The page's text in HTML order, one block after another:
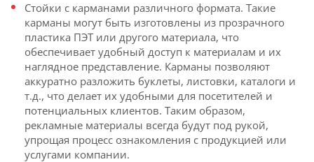
Стойки с карманами различного формата. Такие
карманы могут быть изготовлены из прозрачного
пластика ПЭТ или другого материала, что
обеспечивает удобный доступ к материалам и их
наглядное представление. Карманы позволяют
аккуратно разложить буклеты, листовки, каталоги и
т.д., что делает их удобными для посетителей и
потенциальных клиентов. Таким образом,
рекламные материалы всегда будут под рукой,
упрощая процесс ознакомления с продукцией или
услугами компании.